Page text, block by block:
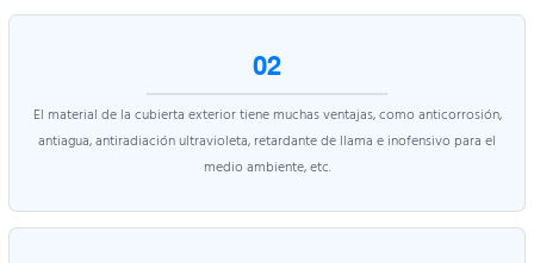
02
El material de la cubierta exterior tiene muchas ventajas, como anticorrosión,
antiagua, antiradiación ultravioleta, retardante de llama e inofensivo para el
medio ambiente, etc.